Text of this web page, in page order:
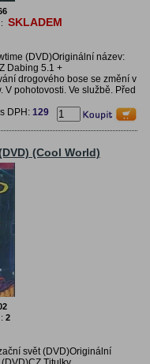
SKLADEM
(DVD)Originální název:
Dabing 5.1 +
drogového bose se změní v
V pohotovosti. Ve službě. Před
DPH: 129
(Cool World)
2
svět (DVD)Originální